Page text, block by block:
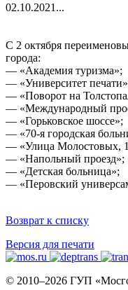
02.10.2021 ...
С 2 октября
города:
— «Академия туризма»;
— «Университет
— «Поворот на
— «Международный
— «Горьковское шоссе»;
— «70-я городская
— «Улица Молостовых,
— «Напольный проезд»;
— «Детская больница»;
— «Перовский
Возврат к списку
Версия для печати
© 2010–2026 ГУП